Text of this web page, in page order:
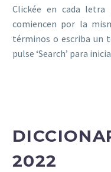
Clickée en cada letra
comiencen por la
términos o escriba un
pulse ‘Search’ para
2022